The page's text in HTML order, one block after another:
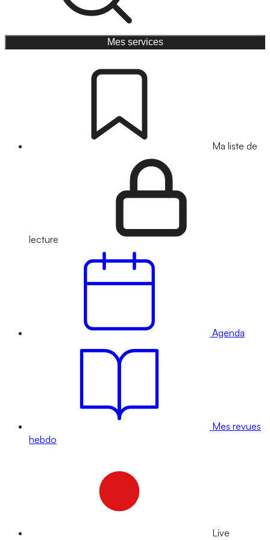
Mes services
Ma liste de
lecture
Agenda
Mes revues
hebdo
Live